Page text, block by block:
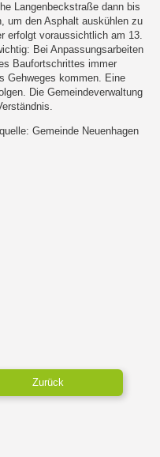
Langenbeckstraße dann bis
um den Asphalt auskühlen zu
erfolgt voraussichtlich am 13.
Bei Anpassungsarbeiten
Baufortschrittes immer
Gehweges kommen. Eine
Die Gemeindeverwaltung
Gemeinde Neuenhagen
Zurück